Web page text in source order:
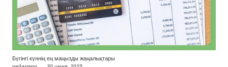
Бүгінгі күннің ең маңызды жаңалықтары